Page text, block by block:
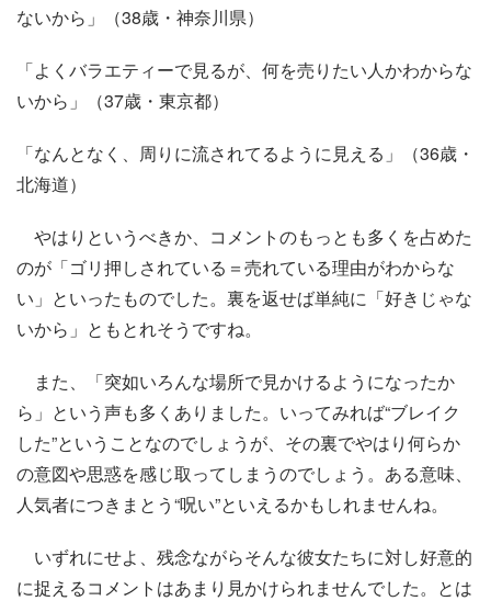
ないから」（38歳・神奈川県）
「よくバラエティーで見るが、何を売りたい人かわからな
いから」（37歳・東京都）
「なんとなく、周りに流されてるように見える」（36歳・
北海道）
やはりというべきか、コメントのもっとも多くを占めた
のが「ゴリ押しされている＝売れている理由がわからな
い」といったものでした。裏を返せば単純に「好きじゃな
いから」ともとれそうですね。
また、「突如いろんな場所で見かけるようになったか
ら」という声も多くありました。いってみれば“ブレイク
した”ということなのでしょうが、その裏でやはり何らか
の意図や思惑を感じ取ってしまうのでしょう。ある意味、
人気者につきまとう“呪い”といえるかもしれませんね。
いずれにせよ、残念ながらそんな彼女たちに対し好意的
に捉えるコメントはあまり見かけられませんでした。とは